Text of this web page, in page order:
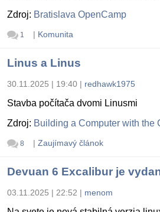
Zdroj: Bratislava OpenCamp
1 | Komunita
Linus a Linus
30.11.2025 | 19:40 | redhawk1975
Stavba počítača dvomi Linusmi
Zdroj: Building a Computer with the
8 | Zaujímavý článok
Devuan 6 Excalibur je
03.11.2025 | 22:52 | menom